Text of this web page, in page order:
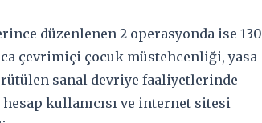
düzenlenen 2 operasyonda ise 130
çevrimiçi çocuk müstehcenliği, yasa
sanal devriye faaliyetlerinde
hesap kullanıcısı ve internet sitesi